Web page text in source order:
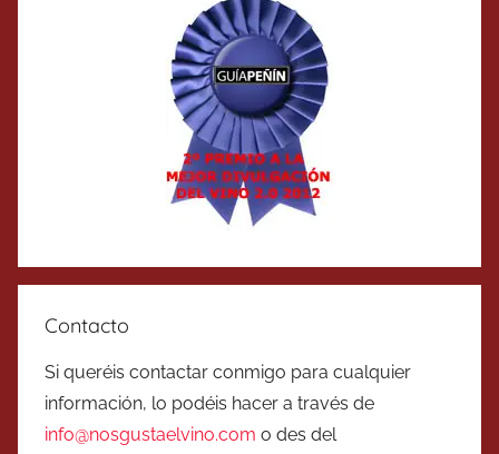
Contacto
Si queréis contactar conmigo para cualquier
información, lo podéis hacer a través de
info@nosgustaelvino.com o des del